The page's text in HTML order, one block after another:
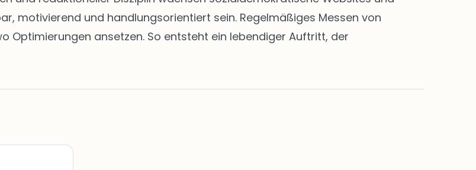
motivierend und handlungsorientiert sein. Regelmäßiges Messen von
Optimierungen ansetzen. So entsteht ein lebendiger Auftritt, der